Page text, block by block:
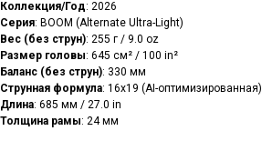
Коллекция/Год: 2026
Серия: BOOM (Alternate Ultra-Light)
Вес (без струн): 255 г / 9.0 oz
Размер головы: 645 см² / 100 in²
Баланс (без струн): 330 мм
Струнная формула: 16x19 (AI-оптимизированная)
Длина: 685 мм / 27.0 in
Толщина рамы: 24 мм